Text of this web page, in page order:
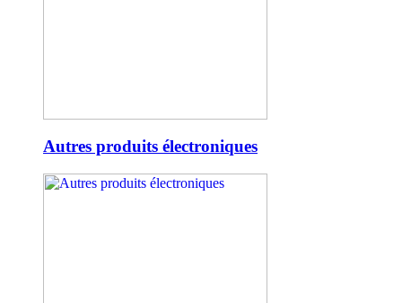
Autres produits électroniques